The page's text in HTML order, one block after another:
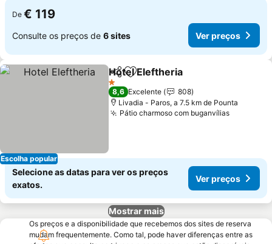
De € 119
Consulte os preços de 6 sites Ver preços
Escolha popular
PartilharAdicionar aos favoritos
Hotel Eleftheria
1 Estrelas
8,6 Excelente
808
Livadia - Paros, a 7.5 km de Pounta
Pátio charmoso com buganvíliasVer
Selecione as datas para ver os preços
exatos.
Ver preços
Mostrar mais
Os preços e a disponibilidade que recebemos dos sites de reserva
mudam frequentemente. Como tal, pode haver diferenças entre as